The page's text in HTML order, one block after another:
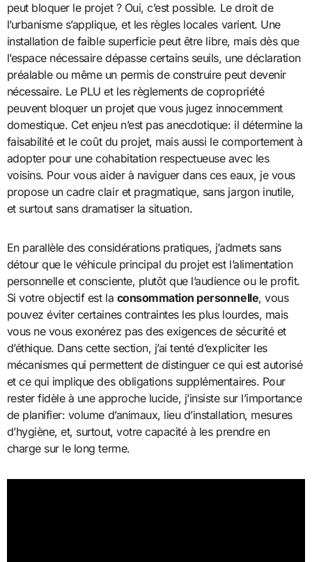
peut bloquer le projet ? Oui, c’est possible. Le droit de
l’urbanisme s’applique, et les règles locales varient. Une
installation de faible superficie peut être libre, mais dès que
l’espace nécessaire dépasse certains seuils, une déclaration
préalable ou même un permis de construire peut devenir
nécessaire. Le PLU et les règlements de copropriété
peuvent bloquer un projet que vous jugez innocemment
domestique. Cet enjeu n’est pas anecdotique: il détermine la
faisabilité et le coût du projet, mais aussi le comportement à
adopter pour une cohabitation respectueuse avec les
voisins. Pour vous aider à naviguer dans ces eaux, je vous
propose un cadre clair et pragmatique, sans jargon inutile,
et surtout sans dramatiser la situation.
En parallèle des considérations pratiques, j’admets sans
détour que le véhicule principal du projet est l’alimentation
personnelle et consciente, plutôt que l’audience ou le profit.
Si votre objectif est la consommation personnelle, vous
pouvez éviter certaines contraintes les plus lourdes, mais
vous ne vous exonérez pas des exigences de sécurité et
d’éthique. Dans cette section, j’ai tenté d’expliciter les
mécanismes qui permettent de distinguer ce qui est autorisé
et ce qui implique des obligations supplémentaires. Pour
rester fidèle à une approche lucide, j’insiste sur l’importance
de planifier: volume d’animaux, lieu d’installation, mesures
d’hygiène, et, surtout, votre capacité à les prendre en
charge sur le long terme.